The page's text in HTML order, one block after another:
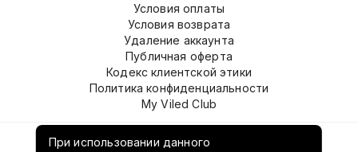
При использовании данного
О компании
Условия оплаты
Условия возврата
Удаление аккаунта
Публичная оферта
Кодекс клиентской этики
Политика конфиденциальности
My Viled Club